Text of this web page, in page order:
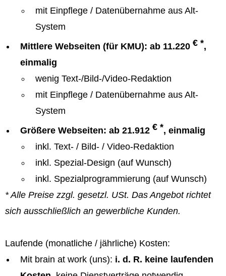
mit Einpflege / Datenübernahme aus Alt-
System
Mittlere Webseiten (für KMU): ab 11.220 € *,
einmalig
wenig Text-/Bild-/Video-Redaktion
mit Einpflege / Datenübernahme aus Alt-
System
Größere Webseiten: ab 21.912 € *, einmalig
inkl. Text- / Bild- / Video-Redaktion
inkl. Spezial-Design (auf Wunsch)
inkl. Spezialprogrammierung (auf Wunsch)
* Alle Preise zzgl. gesetzl. USt. Das Angebot richtet
sich ausschließlich an gewerbliche Kunden.
Laufende (monatliche / jährliche) Kosten:
Mit brain at work (uns): i. d. R. keine laufenden